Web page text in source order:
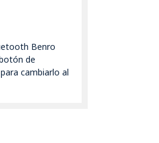
Benro
de
cambiarlo al